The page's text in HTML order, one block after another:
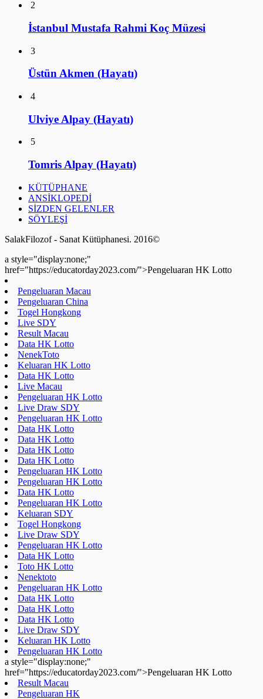
2
İstanbul Mustafa Rahmi Koç Müzesi
3
Üstün Akmen (Hayatı)
4
Ulviye Alpay (Hayatı)
5
Tomris Alpay (Hayatı)
KÜTÜPHANE
ANSİKLOPEDİ
SİZDEN GELENLER
SÖYLEŞİ
SalakFilozof - Sanat Kütüphanesi. 2016©
a style="display:none;"
href="https://educatorday2023.com/">Pengeluaran HK Lotto
Pengeluaran Macau
Pengeluaran China
Togel Hongkong
Live SDY
Result Macau
Data HK Lotto
NenekToto
Keluaran HK Lotto
Data HK Lotto
Live Macau
Pengeluaran HK Lotto
Live Draw SDY
Pengeluaran HK Lotto
Data HK Lotto
Data HK Lotto
Data HK Lotto
Data HK Lotto
Pengeluaran HK Lotto
Pengeluaran HK Lotto
Data HK Lotto
Pengeluaran HK Lotto
Keluaran SDY
Togel Hongkong
Live Draw SDY
Pengeluaran HK Lotto
Data HK Lotto
Toto HK Lotto
Nenektoto
Pengeluaran HK Lotto
Data HK Lotto
Data HK Lotto
Data HK Lotto
Live Draw SDY
Keluaran HK Lotto
Pengeluaran HK Lotto
a style="display:none;"
href="https://educatorday2023.com/">Pengeluaran HK Lotto
Result Macau
Pengeluaran HK